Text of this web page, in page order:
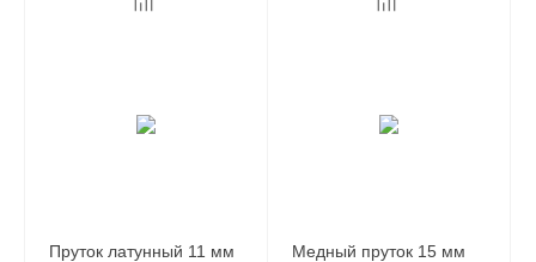
Пруток латунный 11 мм
Медный пруток 15 мм